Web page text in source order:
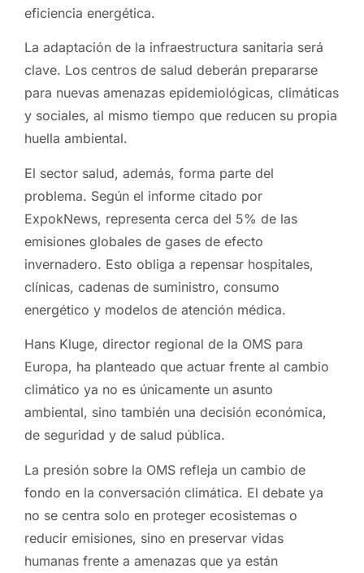
eficiencia energética.
La adaptación de la infraestructura sanitaria será
clave. Los centros de salud deberán prepararse
para nuevas amenazas epidemiológicas, climáticas
y sociales, al mismo tiempo que reducen su propia
huella ambiental.
El sector salud, además, forma parte del
problema. Según el informe citado por
ExpokNews, representa cerca del 5% de las
emisiones globales de gases de efecto
invernadero. Esto obliga a repensar hospitales,
clínicas, cadenas de suministro, consumo
energético y modelos de atención médica.
Hans Kluge, director regional de la OMS para
Europa, ha planteado que actuar frente al cambio
climático ya no es únicamente un asunto
ambiental, sino también una decisión económica,
de seguridad y de salud pública.
La presión sobre la OMS refleja un cambio de
fondo en la conversación climática. El debate ya
no se centra solo en proteger ecosistemas o
reducir emisiones, sino en preservar vidas
humanas frente a amenazas que ya están